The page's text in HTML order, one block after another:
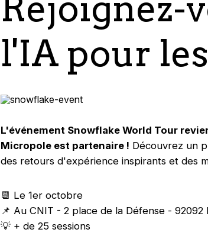
l'IA pour
L'événement Snowflake World Tour
Micropole est partenaire ! Découvrez un
des retours d'expérience inspirants et des
📆 Le 1er octobre
📌 Au CNIT - 2 place de la Défense - 92092
💡 + de 25 sessions